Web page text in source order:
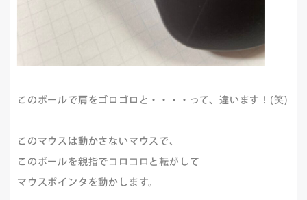
このボールで肩をゴロゴロと・・・・って、違います！(笑)
このマウスは動かさないマウスで、
このボールを親指でコロコロと転がして
マウスポインタを動かします。